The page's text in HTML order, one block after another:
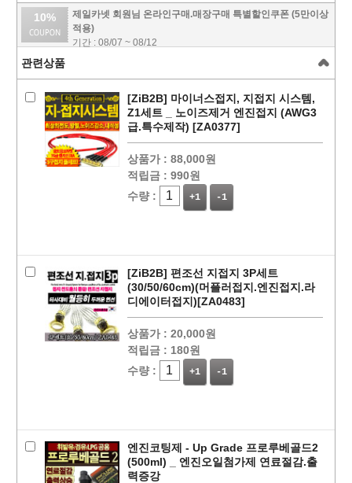
PAYCO 바로
10%
제일카넷 회원님 온라인구매.매장구매 특별할인쿠폰 (5만이상
적용)
기간 : 08/07 ~ 08/12
관련상품
[ZiB2B] 마이너스접지, 지접지 시스템,
Z1세트 _ 노이즈제거 엔진접지 (AWG3
급.특수제작) [ZA0377]
상품가 : 88,000원
적립금 : 990원
수량 :
+1 -1
[ZiB2B] 편조선 지접지 3P세트
(30/50/60cm)(머플러접지.엔진접지.라
디에이터접지)[ZA0483]
상품가 : 20,000원
적립금 : 180원
수량 :
+1 -1
엔진코팅제 - Up Grade 프로루베골드2
(500ml) _ 엔진오일첨가제 연료절감.출
력증강